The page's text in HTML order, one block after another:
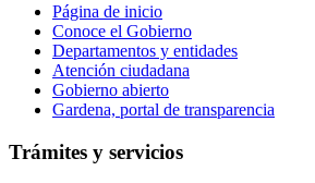
Página de inicio
Conoce el Gobierno
Departamentos y entidades
Atención ciudadana
Gobierno abierto
Gardena, portal de transparencia
Trámites y servicios